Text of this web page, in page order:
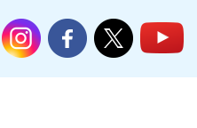
結城市公式LINE結城市公式Instagram
結城市公式Facebook
結城市公式